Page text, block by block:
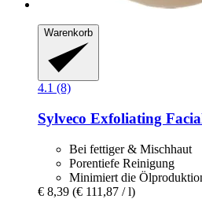
Warenkorb
4.1 (8)
Sylveco Exfoliating
Bei fettiger & Mischhaut
Porentiefe Reinigung
Minimiert die
€ 8,39 (€ 111,87 / l)